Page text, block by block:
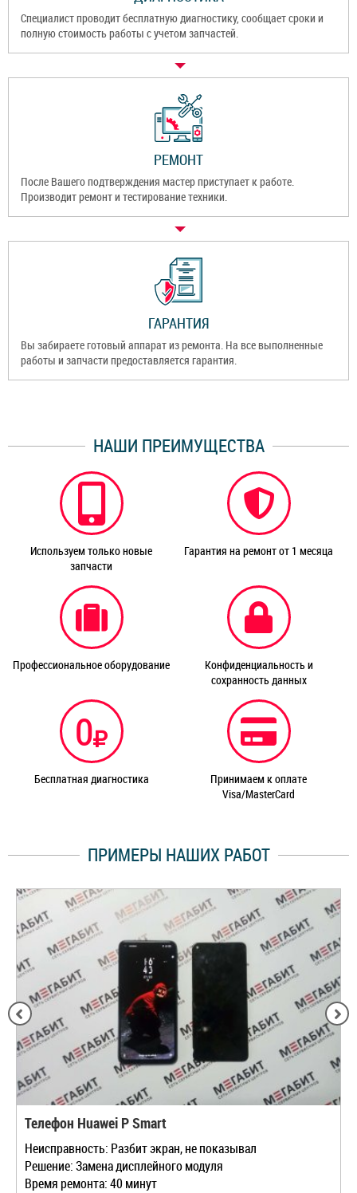
Специалист проводит бесплатную диагностику, сообщает сроки и
полную стоимость работы с учетом запчастей.
РЕМОНТ
После Вашего подтверждения мастер приступает к работе.
Производит ремонт и тестирование техники.
ГАРАНТИЯ
Вы забираете готовый аппарат из ремонта. На все выполненные
работы и запчасти предоставляется гарантия.
НАШИ ПРЕИМУЩЕСТВА
Используем только новые
запчасти
Гарантия на ремонт от 1 месяца
Профессиональное оборудование
Конфиденциальность и
сохранность данных
0
Бесплатная диагностика
Принимаем к оплате
Visa/MasterCard
ПРИМЕРЫ НАШИХ РАБОТ
Телефон Huawei P Smart
Неисправность: Разбит экран, не показывал
Решение: Замена дисплейного модуля
Время ремонта: 40 минут